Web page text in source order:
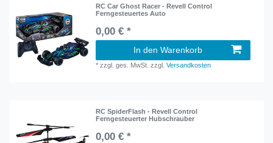
RC Car Ghost Racer - Revell Control
Ferngesteuertes Auto
0,00 € *
In den Warenkorb
*zzgl. ges. MwSt. zzgl.Versandkosten
RC SpiderFlash - Revell Control
Ferngesteuerter Hubschrauber
0,00 € *